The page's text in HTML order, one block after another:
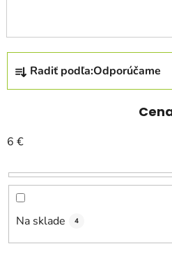
R
a
d
n
i
e
p
o
d
Radiť podľa:Odporúčame
6 €
Na sklade 4